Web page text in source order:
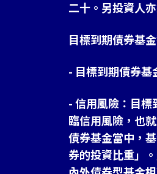
二十。另投資人
目標到期債券基
- 目標到期債券基
- 信用風險：目
臨信用風險，也
債券基金當中，
券的投資比重」